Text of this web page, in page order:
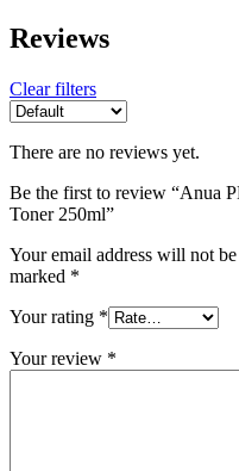
Reviews
Clear filters
There are no reviews yet.
Be the first to review “Anua
Toner 250ml”
Your email address will not
marked *
Your rating *
Your review *